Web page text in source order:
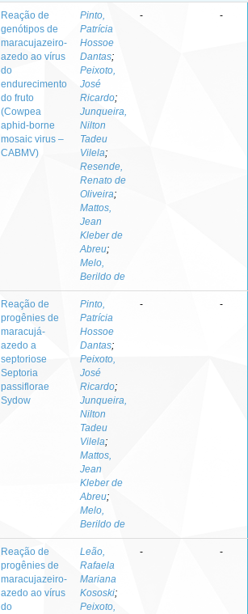
Reação de
genótipos de
maracujazeiro-
azedo ao vírus
do
endurecimento
do fruto
(Cowpea
aphid-borne
mosaic virus –
CABMV)
Pinto,
Patrícia
Hossoe
Dantas;
Peixoto,
José
Ricardo;
Junqueira,
Nilton
Tadeu
Vilela;
Resende,
Renato de
Oliveira;
Mattos,
Jean
Kleber de
Abreu;
Melo,
Berildo de
- -
Reação de
progênies de
maracujá-
azedo a
septoriose
Septoria
passiflorae
Sydow
Pinto,
Patrícia
Hossoe
Dantas;
Peixoto,
José
Ricardo;
Junqueira,
Nilton
Tadeu
Vilela;
Mattos,
Jean
Kleber de
Abreu;
Melo,
Berildo de
- -
Reação de
progênies de
maracujazeiro-
azedo ao vírus
do
Leão,
Rafaela
Mariana
Kososki;
Peixoto,
- -